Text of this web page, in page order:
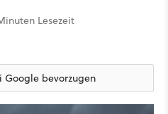
Lesezeit
Google bevorzugen